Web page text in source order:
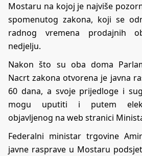
Mostaru na kojoj je najviše
spomenutog zakona, koji se
radnog vremena prodajnih
nedjelju.
Nakon što su oba doma
Nacrt zakona otvorena je javna
60 dana, a svoje prijedloge i
mogu uputiti i putem
objavljenog na web stranici
Federalni ministar trgovine
javne rasprave u Mostaru